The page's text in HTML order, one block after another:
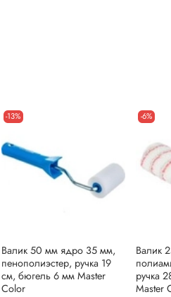
-13%
Валик 50 мм ядро 35 мм,
пенополиэстер, ручка 19
см, бюгель 6 мм Master
Color
-6%
Валик
ручка
Master